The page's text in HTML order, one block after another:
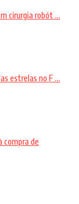
cirurgia robót ...
estrelas no F ...
compra de